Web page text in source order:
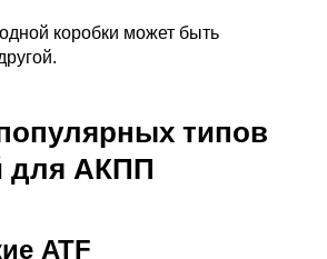
коробки может быть
типов
для АКПП
ATF